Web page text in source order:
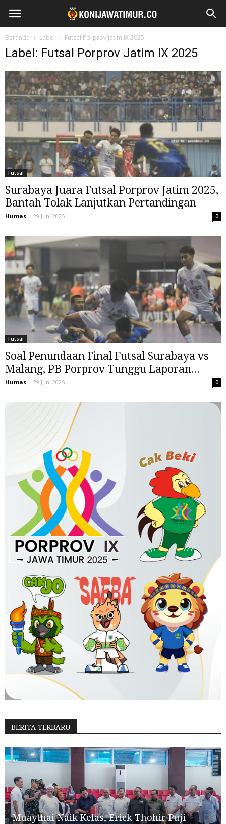
Beranda Label Futsal Porprov Jatim IX 2025
Label: Futsal Porprov Jatim IX 2025
Futsal
Surabaya Juara Futsal Porprov Jatim 2025,
Bantah Tolak Lanjutkan Pertandingan
Humas - 29 Juni 2025 0
Futsal
Soal Penundaan Final Futsal Surabaya vs
Malang, PB Porprov Tunggu Laporan...
Humas - 29 Juni 2025 0
BERITA TERBARU
Muaythai Naik Kelas, Erick Thohir Puji